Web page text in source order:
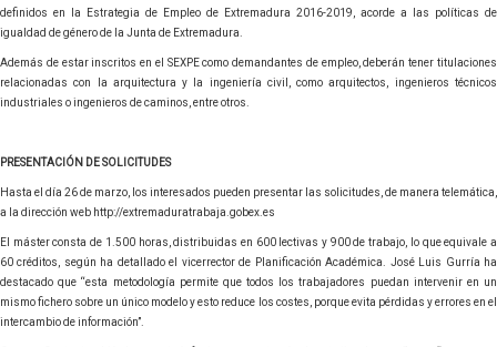
definidos en la Estrategia de Empleo de Extremadura 2016-2019, acorde a las políticas de
igualdad de género de la Junta de Extremadura.
Además de estar inscritos en el SEXPE como demandantes de empleo, deberán tener titulaciones
relacionadas con la arquitectura y la ingeniería civil, como arquitectos, ingenieros técnicos
industriales o ingenieros de caminos, entre otros.
PRESENTACIÓN DE SOLICITUDES
Hasta el día 26 de marzo, los interesados pueden presentar las solicitudes, de manera telemática,
a la dirección web http://extremaduratrabaja.gobex.es
El máster consta de 1.500 horas, distribuidas en 600 lectivas y 900 de trabajo, lo que equivale a
60 créditos, según ha detallado el vicerrector de Planificación Académica. José Luis Gurría ha
destacado que “esta metodología permite que todos los trabajadores puedan intervenir en un
mismo fichero sobre un único modelo y esto reduce los costes, porque evita pérdidas y errores en el
intercambio de información”.